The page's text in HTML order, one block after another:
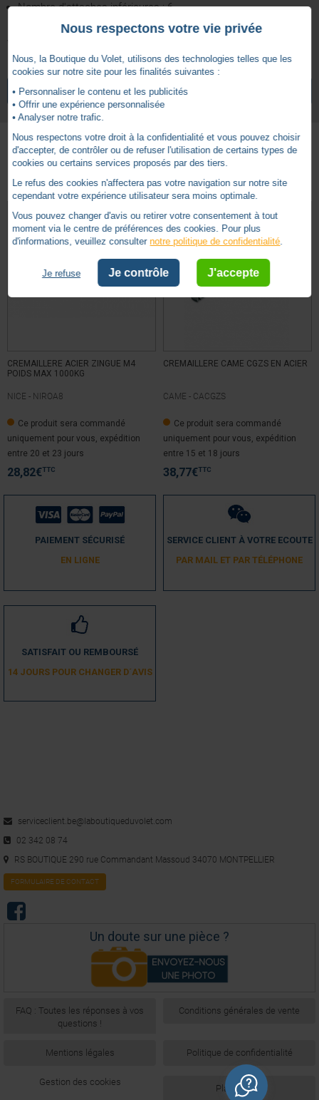
Nombre d'attaches inférieures : 6
Vis de fixation non fournies
VOIR TOUS LES ARTICLES
Autres produits - Crémaillères et Pignons
CREMAILLERE ACIER ZINGUE M4
POIDS MAX 1000KG
NICE - NIROA8
Ce produit sera commandé
uniquement pour vous, expédition
entre 20 et 23 jours
28,82€TTC
CREMAILLERE CAME CGZS EN ACIER
CAME - CACGZS
Ce produit sera commandé
uniquement pour vous, expédition
entre 15 et 18 jours
38,77€TTC
PAIEMENT SÉCURISÉ
EN LIGNE
SERVICE CLIENT À VOTRE ECOUTE
PAR MAIL ET PAR TÉLÉPHONE
SATISFAIT OU REMBOURSÉ
14 JOURS POUR CHANGER D´AVIS
serviceclient.be@laboutiqueduvolet.com
02 342 08 74
RS BOUTIQUE 290 rue Commandant Massoud 34070 MONTPELLIER
FORMULAIRE DE CONTACT
Un doute sur une pièce ?
FAQ : Toutes les réponses à vos
questions !
Conditions générales de vente
Mentions légales Politique de confidentialité
Gestion des cookies
Plan du site
Nous respectons votre vie privée
Nous, la Boutique du Volet, utilisons des technologies telles que les
cookies sur notre site pour les finalités suivantes :
• Personnaliser le contenu et les publicités
• Offrir une expérience personnalisée
• Analyser notre trafic.
Nous respectons votre droit à la confidentialité et vous pouvez choisir
d'accepter, de contrôler ou de refuser l'utilisation de certains types de
cookies ou certains services proposés par des tiers.
Le refus des cookies n'affectera pas votre navigation sur notre site
cependant votre expérience utilisateur sera moins optimale.
Vous pouvez changer d'avis ou retirer votre consentement à tout
moment via le centre de préférences des cookies. Pour plus
d'informations, veuillez consulter notre politique de confidentialité.
Je refuse Je contrôle J'accepte